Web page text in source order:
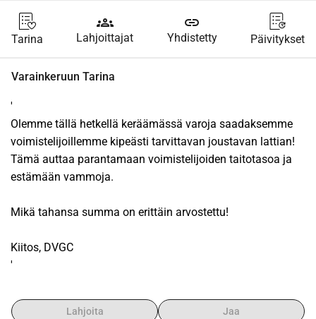
Tarina
groups
Lahjoittajat
link
Yhdistetty Päivitykset
Varainkeruun Tarina
'
Olemme tällä hetkellä keräämässä varoja saadaksemme
voimistelijoillemme kipeästi tarvittavan joustavan lattian!
Tämä auttaa parantamaan voimistelijoiden taitotasoa ja
estämään vammoja.
Mikä tahansa summa on erittäin arvostettu!
Kiitos, DVGC
'
Lahjoita Jaa